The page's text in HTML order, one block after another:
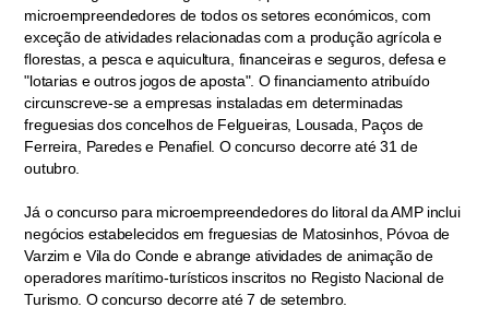
microempreendedores de todos os setores económicos, com
exceção de atividades relacionadas com a produção agrícola e
florestas, a pesca e aquicultura, financeiras e seguros, defesa e
"lotarias e outros jogos de aposta". O financiamento atribuído
circunscreve-se a empresas instaladas em determinadas
freguesias dos concelhos de Felgueiras, Lousada, Paços de
Ferreira, Paredes e Penafiel. O concurso decorre até 31 de
outubro.
Já o concurso para microempreendedores do litoral da AMP inclui
negócios estabelecidos em freguesias de Matosinhos, Póvoa de
Varzim e Vila do Conde e abrange atividades de animação de
operadores marítimo-turísticos inscritos no Registo Nacional de
Turismo. O concurso decorre até 7 de setembro.